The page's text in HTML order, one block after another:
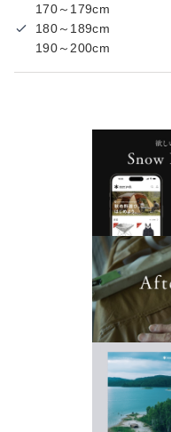
170～179cm
180～189cm
190～200cm